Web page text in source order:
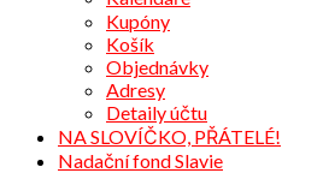
Kupóny
Košík
Objednávky
Adresy
Detaily účtu
NA SLOVÍČKO, PŘÁTELÉ!
Nadační fond Slavie